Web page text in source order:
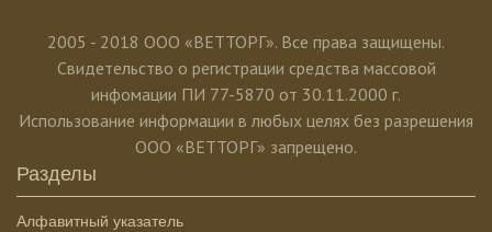
2005 - 2018 ООО «ВЕТТОРГ». Все права защищены.
Свидетельство о регистрации средства массовой
инфомации ПИ 77-5870 от 30.11.2000 г.
Использование информации в любых целях без разрешения
ООО «ВЕТТОРГ» запрещено.
Разделы
Алфавитный указатель